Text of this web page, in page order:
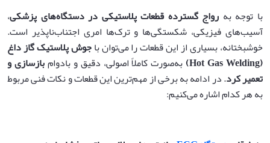
با توجه به رواج گسترده قطعات پلاستیکی در دستگاه‌های پزشکی،
آسیب‌های فیزیکی، شکستگی‌ها و ترک‌ها امری اجتناب‌ناپذیر است.
خوشبختانه، بسیاری از این قطعات را می‌توان باجوش پلاستیک گاز داغ
(Hot Gas Welding)
به‌صورت کاملاً اصولی، دقیق و بادوامبازسازی و
تعمیر کرد. در ادامه به برخی از مهم‌ترین این قطعات و نکات فنی مربوط
به هر کدام اشاره می‌کنیم: